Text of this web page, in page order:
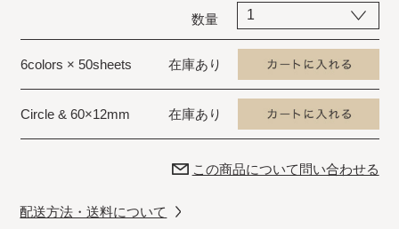
数量
6colors × 50sheets 在庫あり
Circle & 60×12mm 在庫あり
この商品について問い合わせる
配送方法・送料について